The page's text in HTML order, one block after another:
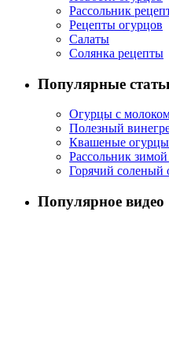
Рассольник
Рецепты огурцов
Салаты
Солянка рецепты
Популярные
Огурцы с
Полезный
Квашеные огурцы
Рассольник
Горячий соленый
Популярное видео